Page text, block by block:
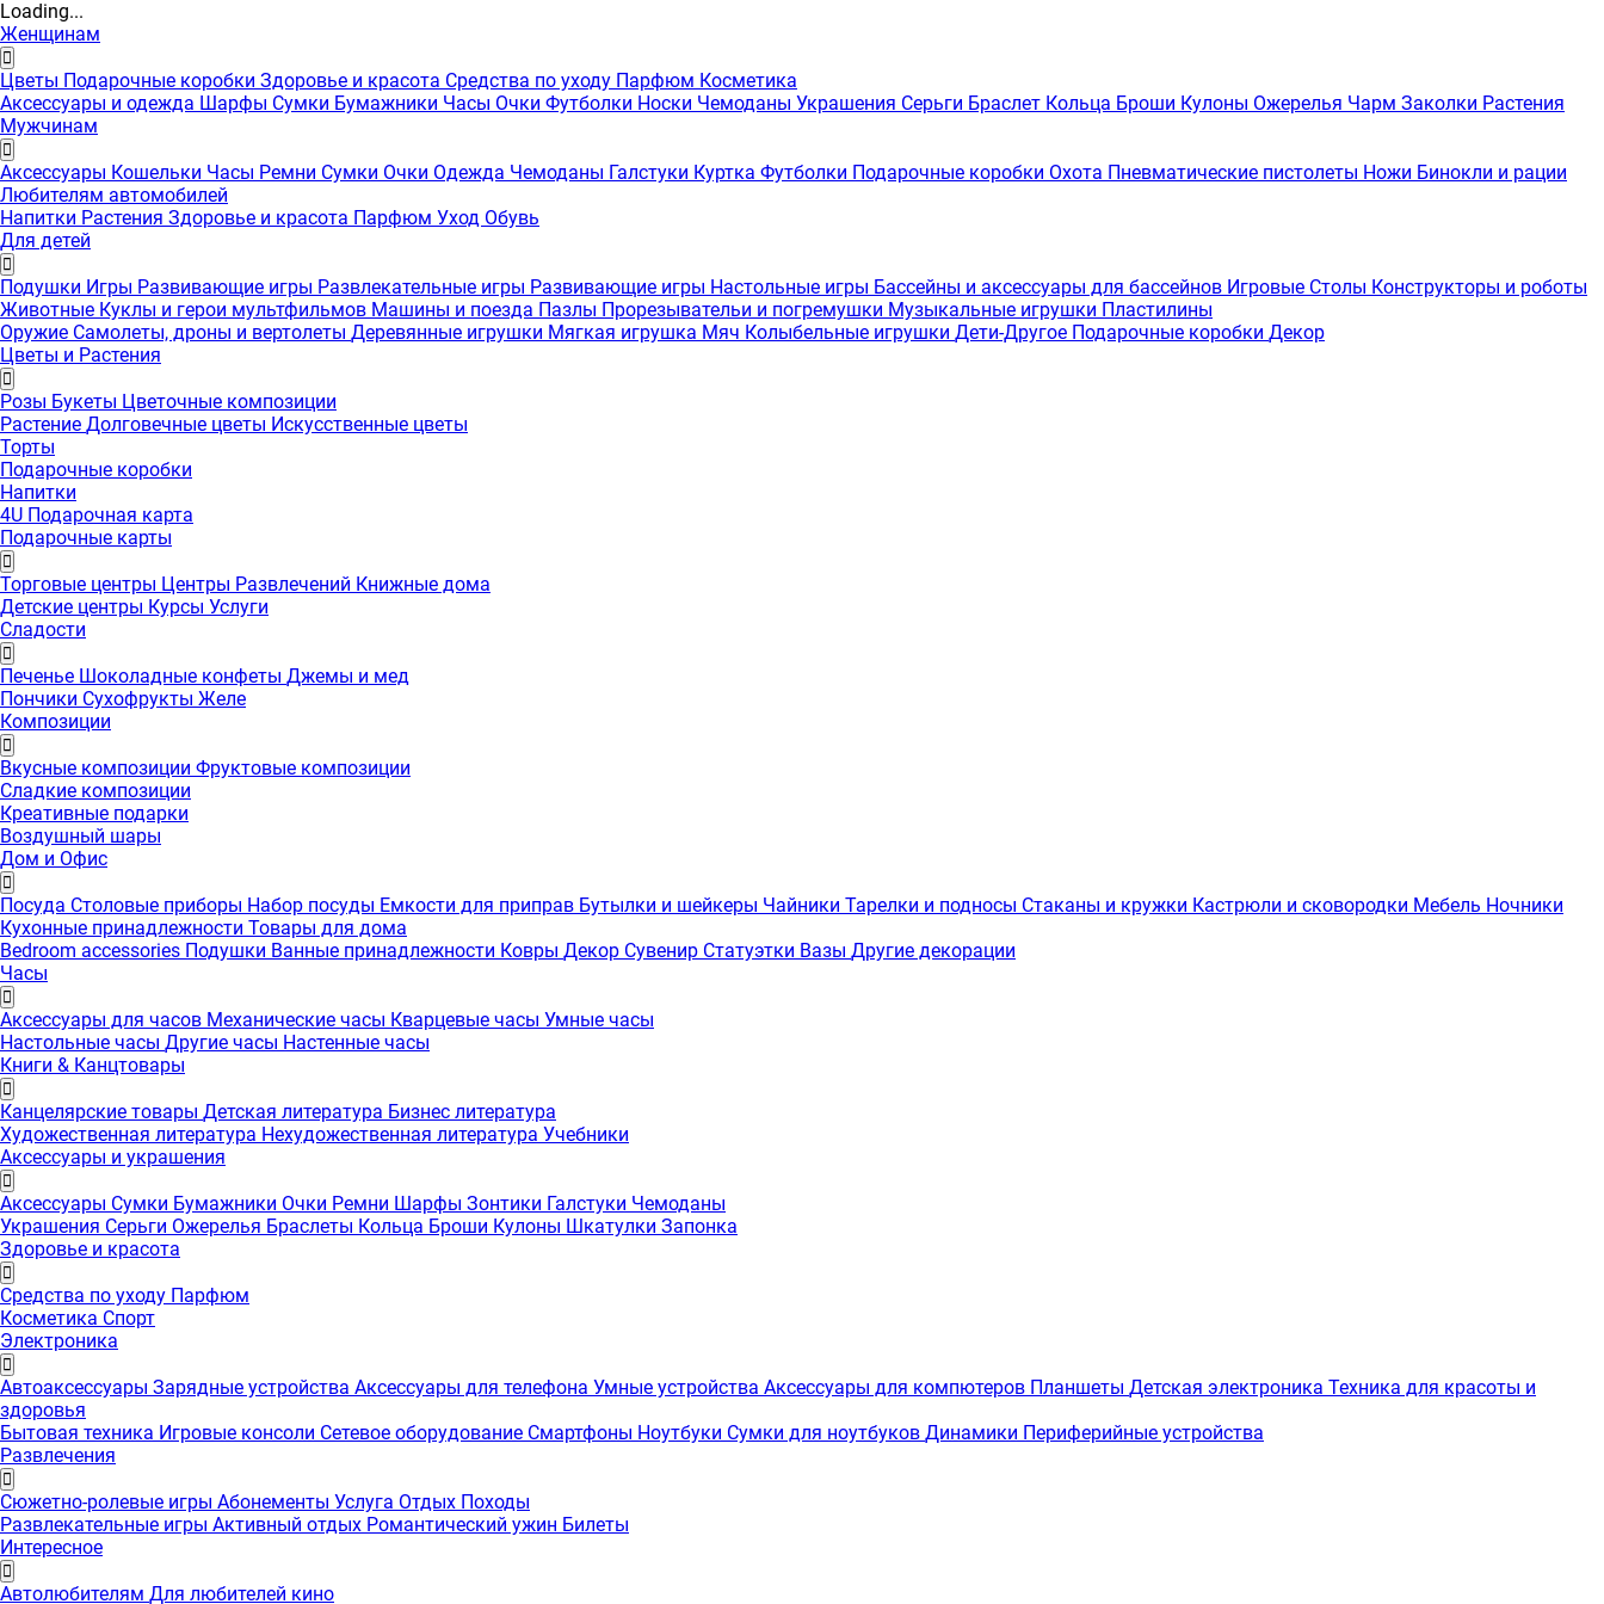
Loading...
Женщинам
Цветы Подарочные коробки Здоровье и красота Средства по уходу Парфюм Косметика
Аксессуары и одежда Шарфы Сумки Бумажники Часы Очки Футболки Носки Чемоданы Украшения Серьги Браслет Кольца Броши Кулоны Ожерелья Чарм Заколки Растения
Мужчинам
Аксессуары Кошельки Часы Ремни Сумки Очки Одежда Чемоданы Галстуки Куртка Футболки Подарочные коробки Охота Пневматические пистолеты Ножи Бинокли и рации
Любителям автомобилей
Напитки Растения Здоровье и красота Парфюм Уход Обувь
Для детей
Подушки Игры Развивающие игры Развлекательные игры Развивающие игры Настольные игры Бассейны и аксессуары для бассейнов Игровые Столы Конструкторы и роботы
Животные Куклы и герои мультфильмов Машины и поезда Пазлы Прорезывательи и погремушки Музыкальные игрушки Пластилины
Оружие Самолеты, дроны и вертолеты Деревянные игрушки Мягкая игрушка Мяч Колыбельные игрушки Дети-Другое Подарочные коробки Декор
Цветы и Растения
Розы Букеты Цветочные композиции
Растение Долговечные цветы Искусственные цветы
Торты
Подарочные коробки
Напитки
4U Подарочная карта
Подарочные карты
Торговые центры Центры Развлечений Книжные дома
Детские центры Курсы Услуги
Сладости
Печенье Шоколадные конфеты Джемы и мед
Пончики Сухофрукты Желе
Композиции
Вкусные композиции Фруктовые композиции
Сладкие композиции
Креативные подарки
Воздушный шары
Дом и Офис
Посуда Столовые приборы Набор посуды Емкости для приправ Бутылки и шейкеры Чайники Тарелки и подносы Стаканы и кружки Кастрюли и сковородки Мебель Ночники
Кухонные принадлежности Товары для дома
Bedroom accessories Подушки Ванные принадлежности Ковры Декор Сувенир Статуэтки Вазы Другие декорации
Часы
Аксессуары для часов Механические часы Кварцевые часы Умные часы
Настольные часы Другие часы Настенные часы
Книги & Канцтовары
Канцелярские товары Детская литература Бизнес литература
Художественная литература Нехудожественная литература Учебники
Аксессуары и украшения
Аксессуары Сумки Бумажники Очки Ремни Шарфы Зонтики Галстуки Чемоданы
Украшения Серьги Ожерелья Браслеты Кольца Броши Кулоны Шкатулки Запонка
Здоровье и красота
Средства по уходу Парфюм
Косметика Спорт
Электроника
Автоаксессуары Зарядные устройства Аксессуары для телефона Умные устройства Аксессуары для компютеров Планшеты Детская электроника Техника для красоты и
здоровья
Бытовая техника Игровые консоли Сетевое оборудование Смартфоны Ноутбуки Сумки для ноутбуков Динамики Периферийные устройства
Развлечения
Сюжетно-ролевые игры Абонементы Услуга Отдых Походы
Развлекательные игры Активный отдых Романтический ужин Билеты
Интересноe
Автолюбителям Для любителей кино